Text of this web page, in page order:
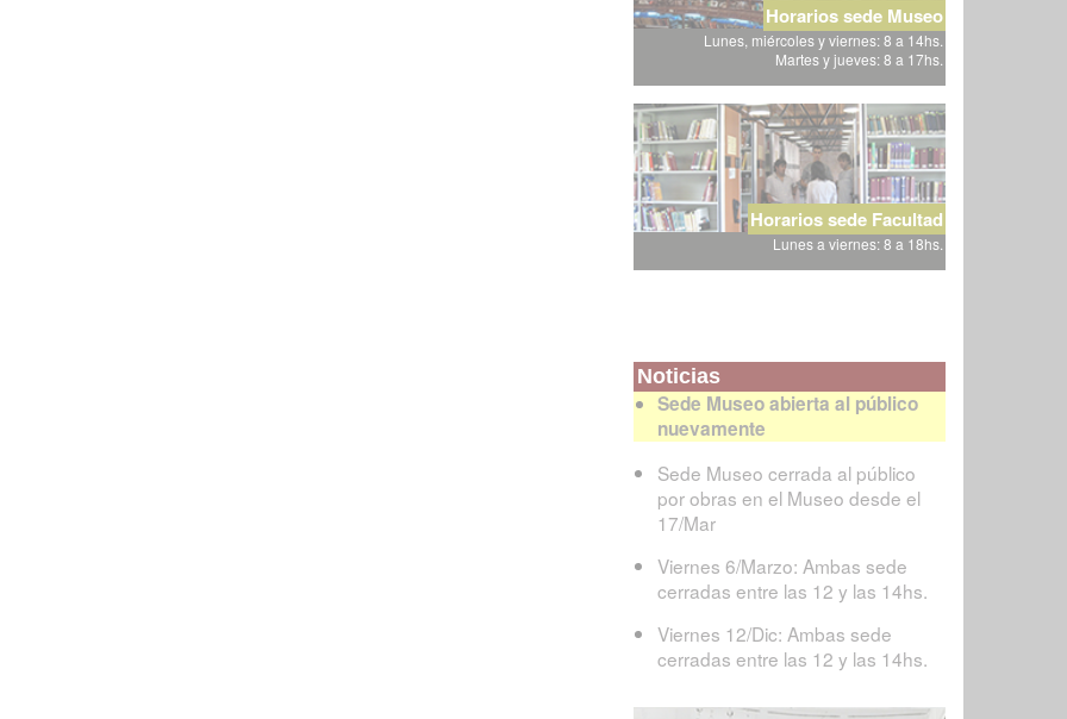
Horarios sede Museo
Lunes, miércoles y viernes: 8 a 14hs.
Martes y jueves: 8 a 17hs.
Horarios sede Facultad
Lunes a viernes: 8 a 18hs.
Noticias
Sede Museo abierta al público
nuevamente
Sede Museo cerrada al público
por obras en el Museo desde el
17/Mar
Viernes 6/Marzo: Ambas sede
cerradas entre las 12 y las 14hs.
Viernes 12/Dic: Ambas sede
cerradas entre las 12 y las 14hs.